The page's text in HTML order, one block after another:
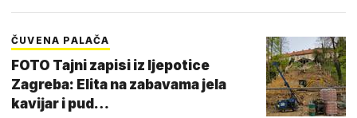
ČUVENA PALAČA
FOTO Tajni zapisi iz ljepotice
Zagreba: Elita na zabavama jela
kavijar i pud…